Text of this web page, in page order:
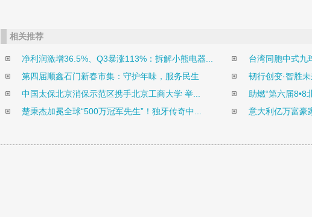
相关推荐
净利润激增36.5%、Q3暴涨113%：拆解小熊电器...
台湾同胞中式九
第四届顺鑫石门新春市集：守护年味，服务民生
韧行创变·智胜
中国太保北京消保示范区携手北京工商大学 举...
助燃“第六届8•8
楚秉杰加冕全球“500万冠军先生”！独牙传奇中...
意大利亿万富豪